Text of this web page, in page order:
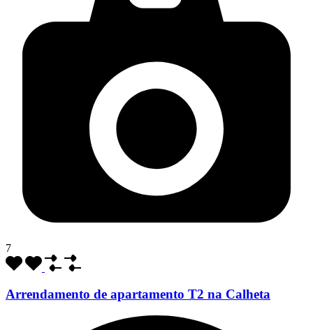
7
Arrendamento de apartamento T2 na Calheta